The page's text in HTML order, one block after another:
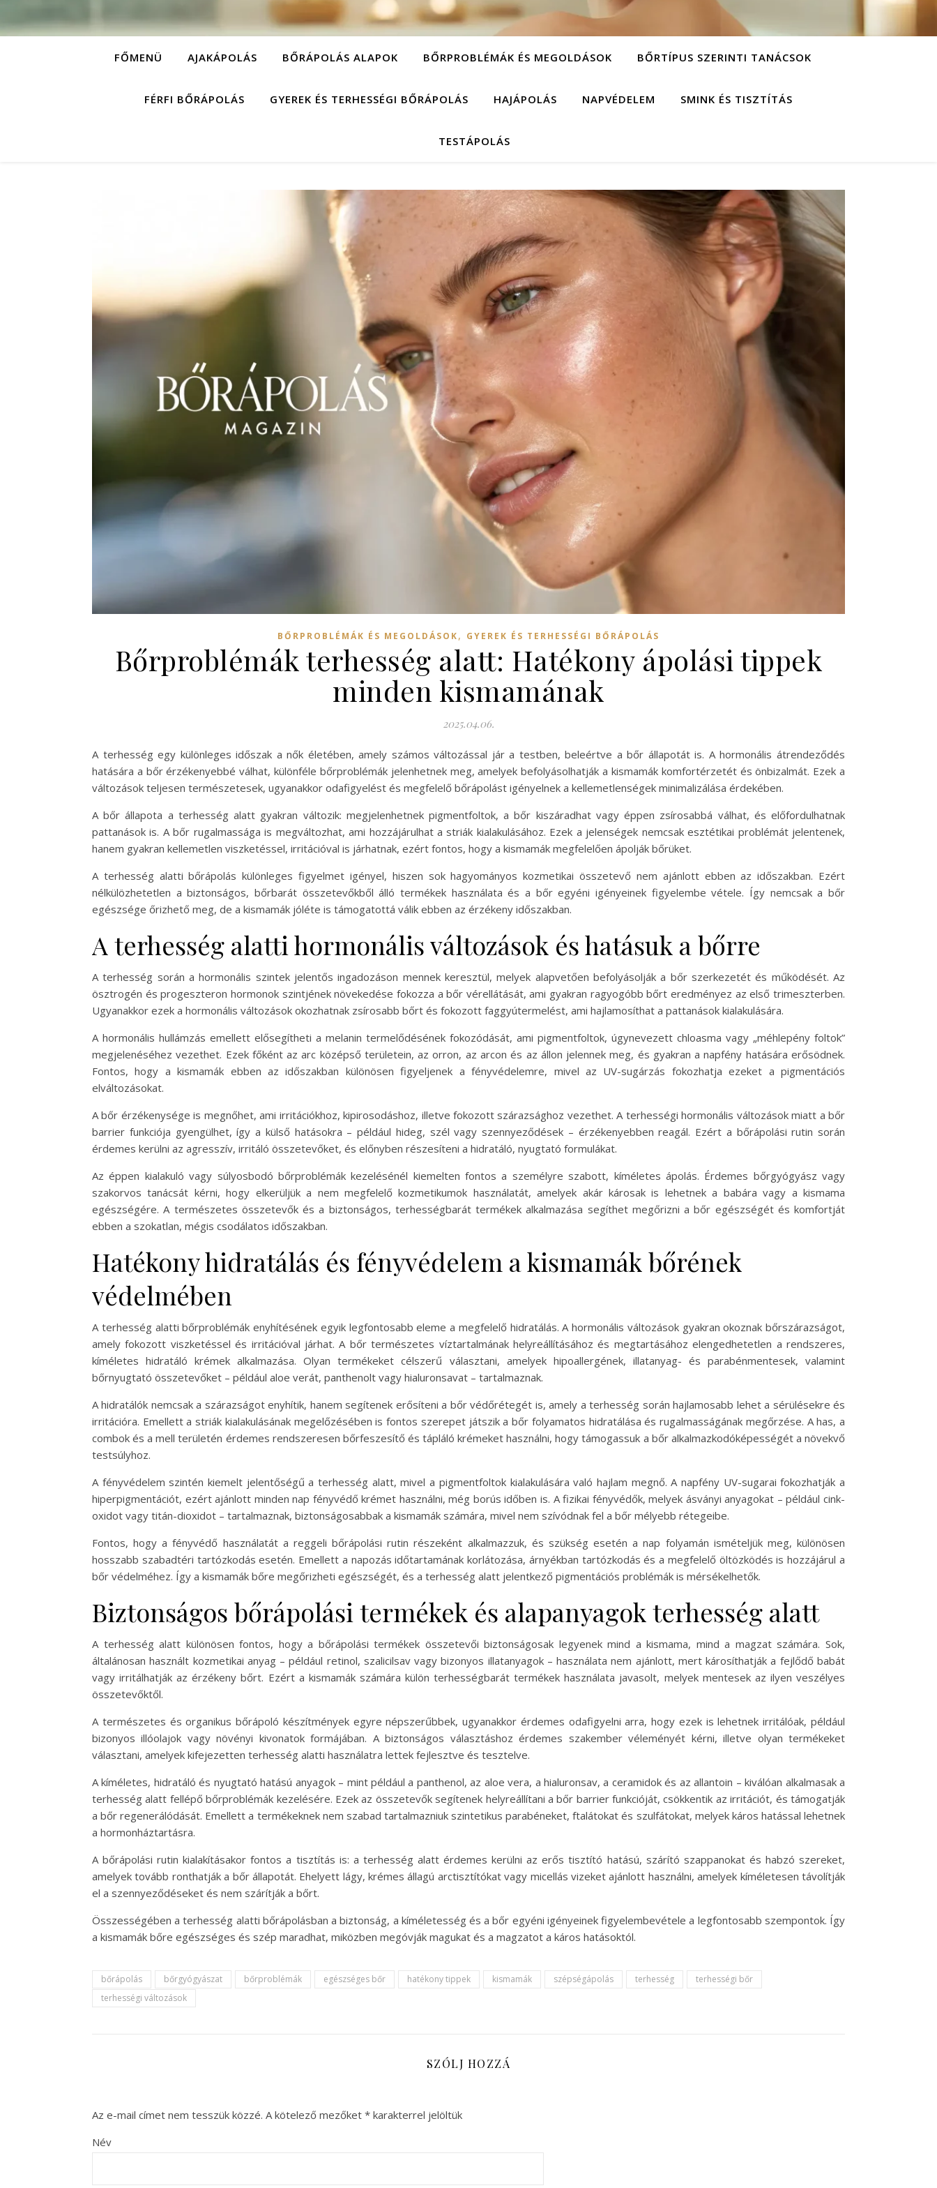
FŐMENÜ AJAKÁPOLÁS BŐRÁPOLÁS ALAPOK BŐRPROBLÉMÁK ÉS MEGOLDÁSOK BŐRTÍPUS SZERINTI TANÁCSOK
FÉRFI BŐRÁPOLÁS GYEREK ÉS TERHESSÉGI BŐRÁPOLÁS HAJÁPOLÁS NAPVÉDELEM SMINK ÉS TISZTÍTÁS
TESTÁPOLÁS
BŐRPROBLÉMÁK ÉS MEGOLDÁSOK, GYEREK ÉS TERHESSÉGI BŐRÁPOLÁS
Bőrproblémák terhesség alatt: Hatékony ápolási tippek
minden kismamának
2025.04.06.
A terhesség egy különleges időszak a nők életében, amely számos változással jár a testben, beleértve a bőr állapotát is. A hormonális átrendeződés
hatására a bőr érzékenyebbé válhat, különféle bőrproblémák jelenhetnek meg, amelyek befolyásolhatják a kismamák komfortérzetét és önbizalmát. Ezek a
változások teljesen természetesek, ugyanakkor odafigyelést és megfelelő bőrápolást igényelnek a kellemetlenségek minimalizálása érdekében.
A bőr állapota a terhesség alatt gyakran változik: megjelenhetnek pigmentfoltok, a bőr kiszáradhat vagy éppen zsírosabbá válhat, és előfordulhatnak
pattanások is. A bőr rugalmassága is megváltozhat, ami hozzájárulhat a striák kialakulásához. Ezek a jelenségek nemcsak esztétikai problémát jelentenek,
hanem gyakran kellemetlen viszketéssel, irritációval is járhatnak, ezért fontos, hogy a kismamák megfelelően ápolják bőrüket.
A terhesség alatti bőrápolás különleges figyelmet igényel, hiszen sok hagyományos kozmetikai összetevő nem ajánlott ebben az időszakban. Ezért
nélkülözhetetlen a biztonságos, bőrbarát összetevőkből álló termékek használata és a bőr egyéni igényeinek figyelembe vétele. Így nemcsak a bőr
egészsége őrizhető meg, de a kismamák jóléte is támogatottá válik ebben az érzékeny időszakban.
A terhesség alatti hormonális változások és hatásuk a bőrre
A terhesség során a hormonális szintek jelentős ingadozáson mennek keresztül, melyek alapvetően befolyásolják a bőr szerkezetét és működését. Az
ösztrogén és progeszteron hormonok szintjének növekedése fokozza a bőr vérellátását, ami gyakran ragyogóbb bőrt eredményez az első trimeszterben.
Ugyanakkor ezek a hormonális változások okozhatnak zsírosabb bőrt és fokozott faggyútermelést, ami hajlamosíthat a pattanások kialakulására.
A hormonális hullámzás emellett elősegítheti a melanin termelődésének fokozódását, ami pigmentfoltok, úgynevezett chloasma vagy „méhlepény foltok”
megjelenéséhez vezethet. Ezek főként az arc középső területein, az orron, az arcon és az állon jelennek meg, és gyakran a napfény hatására erősödnek.
Fontos, hogy a kismamák ebben az időszakban különösen figyeljenek a fényvédelemre, mivel az UV-sugárzás fokozhatja ezeket a pigmentációs
elváltozásokat.
A bőr érzékenysége is megnőhet, ami irritációkhoz, kipirosodáshoz, illetve fokozott szárazsághoz vezethet. A terhességi hormonális változások miatt a bőr
barrier funkciója gyengülhet, így a külső hatásokra – például hideg, szél vagy szennyeződések – érzékenyebben reagál. Ezért a bőrápolási rutin során
érdemes kerülni az agresszív, irritáló összetevőket, és előnyben részesíteni a hidratáló, nyugtató formulákat.
Az éppen kialakuló vagy súlyosbodó bőrproblémák kezelésénél kiemelten fontos a személyre szabott, kíméletes ápolás. Érdemes bőrgyógyász vagy
szakorvos tanácsát kérni, hogy elkerüljük a nem megfelelő kozmetikumok használatát, amelyek akár károsak is lehetnek a babára vagy a kismama
egészségére. A természetes összetevők és a biztonságos, terhességbarát termékek alkalmazása segíthet megőrizni a bőr egészségét és komfortját
ebben a szokatlan, mégis csodálatos időszakban.
Hatékony hidratálás és fényvédelem a kismamák bőrének
védelmében
A terhesség alatti bőrproblémák enyhítésének egyik legfontosabb eleme a megfelelő hidratálás. A hormonális változások gyakran okoznak bőrszárazságot,
amely fokozott viszketéssel és irritációval járhat. A bőr természetes víztartalmának helyreállításához és megtartásához elengedhetetlen a rendszeres,
kíméletes hidratáló krémek alkalmazása. Olyan termékeket célszerű választani, amelyek hipoallergének, illatanyag- és parabénmentesek, valamint
bőrnyugtató összetevőket – például aloe verát, panthenolt vagy hialuronsavat – tartalmaznak.
A hidratálók nemcsak a szárazságot enyhítik, hanem segítenek erősíteni a bőr védőrétegét is, amely a terhesség során hajlamosabb lehet a sérülésekre és
irritációra. Emellett a striák kialakulásának megelőzésében is fontos szerepet játszik a bőr folyamatos hidratálása és rugalmasságának megőrzése. A has, a
combok és a mell területén érdemes rendszeresen bőrfeszesítő és tápláló krémeket használni, hogy támogassuk a bőr alkalmazkodóképességét a növekvő
testsúlyhoz.
A fényvédelem szintén kiemelt jelentőségű a terhesség alatt, mivel a pigmentfoltok kialakulására való hajlam megnő. A napfény UV-sugarai fokozhatják a
hiperpigmentációt, ezért ajánlott minden nap fényvédő krémet használni, még borús időben is. A fizikai fényvédők, melyek ásványi anyagokat – például cink-
oxidot vagy titán-dioxidot – tartalmaznak, biztonságosabbak a kismamák számára, mivel nem szívódnak fel a bőr mélyebb rétegeibe.
Fontos, hogy a fényvédő használatát a reggeli bőrápolási rutin részeként alkalmazzuk, és szükség esetén a nap folyamán ismételjük meg, különösen
hosszabb szabadtéri tartózkodás esetén. Emellett a napozás időtartamának korlátozása, árnyékban tartózkodás és a megfelelő öltözködés is hozzájárul a
bőr védelméhez. Így a kismamák bőre megőrizheti egészségét, és a terhesség alatt jelentkező pigmentációs problémák is mérsékelhetők.
Biztonságos bőrápolási termékek és alapanyagok terhesség alatt
A terhesség alatt különösen fontos, hogy a bőrápolási termékek összetevői biztonságosak legyenek mind a kismama, mind a magzat számára. Sok,
általánosan használt kozmetikai anyag – például retinol, szalicilsav vagy bizonyos illatanyagok – használata nem ajánlott, mert károsíthatják a fejlődő babát
vagy irritálhatják az érzékeny bőrt. Ezért a kismamák számára külön terhességbarát termékek használata javasolt, melyek mentesek az ilyen veszélyes
összetevőktől.
A természetes és organikus bőrápoló készítmények egyre népszerűbbek, ugyanakkor érdemes odafigyelni arra, hogy ezek is lehetnek irritálóak, például
bizonyos illóolajok vagy növényi kivonatok formájában. A biztonságos választáshoz érdemes szakember véleményét kérni, illetve olyan termékeket
választani, amelyek kifejezetten terhesség alatti használatra lettek fejlesztve és tesztelve.
A kíméletes, hidratáló és nyugtató hatású anyagok – mint például a panthenol, az aloe vera, a hialuronsav, a ceramidok és az allantoin – kiválóan alkalmasak a
terhesség alatt fellépő bőrproblémák kezelésére. Ezek az összetevők segítenek helyreállítani a bőr barrier funkcióját, csökkentik az irritációt, és támogatják
a bőr regenerálódását. Emellett a termékeknek nem szabad tartalmazniuk szintetikus parabéneket, ftalátokat és szulfátokat, melyek káros hatással lehetnek
a hormonháztartásra.
A bőrápolási rutin kialakításakor fontos a tisztítás is: a terhesség alatt érdemes kerülni az erős tisztító hatású, szárító szappanokat és habzó szereket,
amelyek tovább ronthatják a bőr állapotát. Ehelyett lágy, krémes állagú arctisztítókat vagy micellás vizeket ajánlott használni, amelyek kíméletesen távolítják
el a szennyeződéseket és nem szárítják a bőrt.
Összességében a terhesség alatti bőrápolásban a biztonság, a kíméletesség és a bőr egyéni igényeinek figyelembevétele a legfontosabb szempontok. Így
a kismamák bőre egészséges és szép maradhat, miközben megóvják magukat és a magzatot a káros hatásoktól.
bőrápolás bőrgyógyászat bőrproblémák egészséges bőr hatékony tippek kismamák szépségápolás terhesség
terhességi bőr
terhességi változások
SZÓLJ HOZZÁ
Az e-mail címet nem tesszük közzé. A kötelező mezőket * karakterrel jelöltük
Név